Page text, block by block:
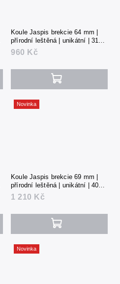
Koule Jaspis brekcie 64 mm |
přírodní leštěná | unikátní | 319 g
| Čína
960 Kč
Novinka
Koule Jaspis brekcie 69 mm |
přírodní leštěná | unikátní | 401 g
| Čína
1 210 Kč
Novinka